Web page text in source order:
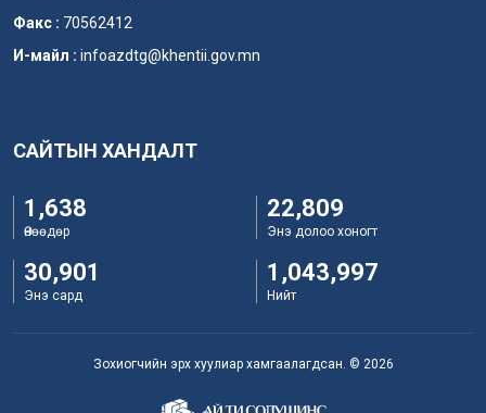
Факс : 70562412
И-майл : infoazdtg@khentii.gov.mn
САЙТЫН ХАНДАЛТ
1,638
Өнөөдөр
22,809
Энэ долоо хоногт
30,901
Энэ сард
1,043,997
Нийт
Зохиогчийн эрх хуулиар хамгаалагдсан. © 2026